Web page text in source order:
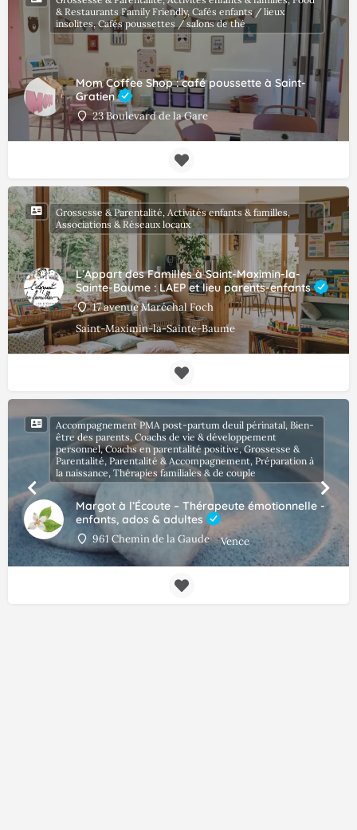
Mom Coffee Shop : café poussette à Saint-
Gratien
23 Boulevard de la Gare
& Restaurants Family Friendly, Cafés enfants / lieux
insolites, Cafés poussettes / salons de thé
L’Appart des Familles à Saint-Maximin-la-
Sainte-Baume : LAEP et lieu parents-enfants
17 avenue Maréchal Foch
Saint-Maximin-la-Sainte-Baume
Grossesse & Parentalité, Activités enfants & familles,
Associations & Réseaux locaux
Margot à l’Écoute – Thérapeute émotionnelle -
enfants, ados & adultes
961 Chemin de la Gaude Vence
Accompagnement PMA post-partum deuil périnatal, Bien-
être des parents, Coachs de vie & développement
personnel, Coachs en parentalité positive, Grossesse &
Parentalité, Parentalité & Accompagnement, Préparation à
la naissance, Thérapies familiales & de couple